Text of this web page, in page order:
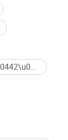
\u0410\u043D\u0438\u043C\u0430\u0442\u0440\u043E\u043D\u0438\u043A \u0414\u0438\u043D\u043E\u0437\u0430\u0432\u0440 Массовая покупка